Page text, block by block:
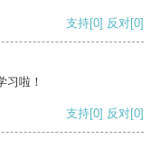
支持[0] 反对[0]
习啦！
支持[0] 反对[0]